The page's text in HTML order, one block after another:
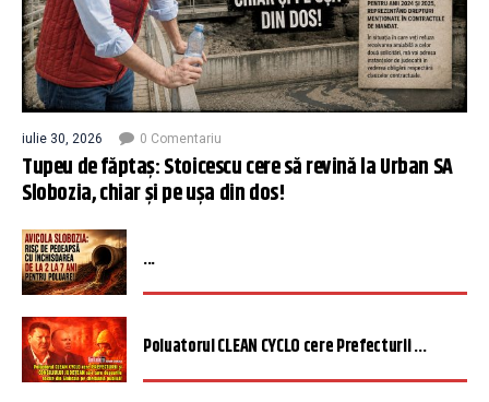
iulie 30, 2026 0 Comentariu
Tupeu de făptaș: Stoicescu cere să revină la Urban SA
Slobozia, chiar și pe ușa din dos!
...
Poluatorul CLEAN CYCLO cere Prefecturii ...